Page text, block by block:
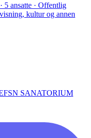
ansatte · Offentlig
kultur og annen
SANATORIUM